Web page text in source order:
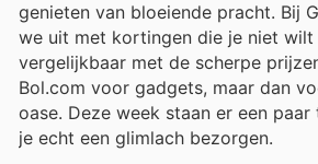
genieten van bloeiende pracht. Bij
we uit met kortingen die je niet wilt
vergelijkbaar met de scherpe
Bol.com voor gadgets, maar dan
oase. Deze week staan er een
je echt een glimlach bezorgen.